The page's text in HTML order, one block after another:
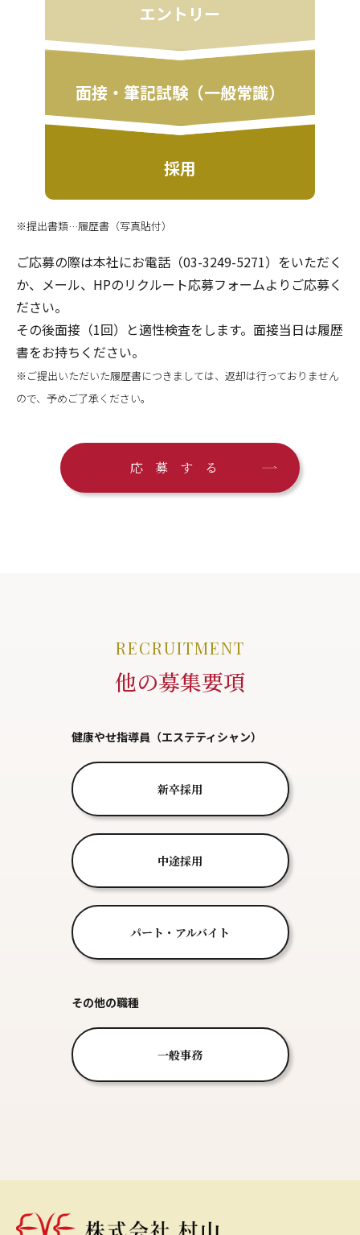
エントリー
面接・筆記試験（一般常識）
採用
※提出書類…履歴書（写真貼付）
ご応募の際は本社にお電話（03-3249-5271）をいただく
か、メール、HPのリクルート応募フォームよりご応募く
ださい。
その後面接（1回）と適性検査をします。面接当日は履歴
書をお持ちください。
※ご提出いただいた履歴書につきましては、返却は行っておりません
ので、予めご了承ください。
応募する
RECRUITMENT
他の募集要項
健康やせ指導員（エステティシャン）
新卒採用
中途採用
パート・アルバイト
その他の職種
一般事務